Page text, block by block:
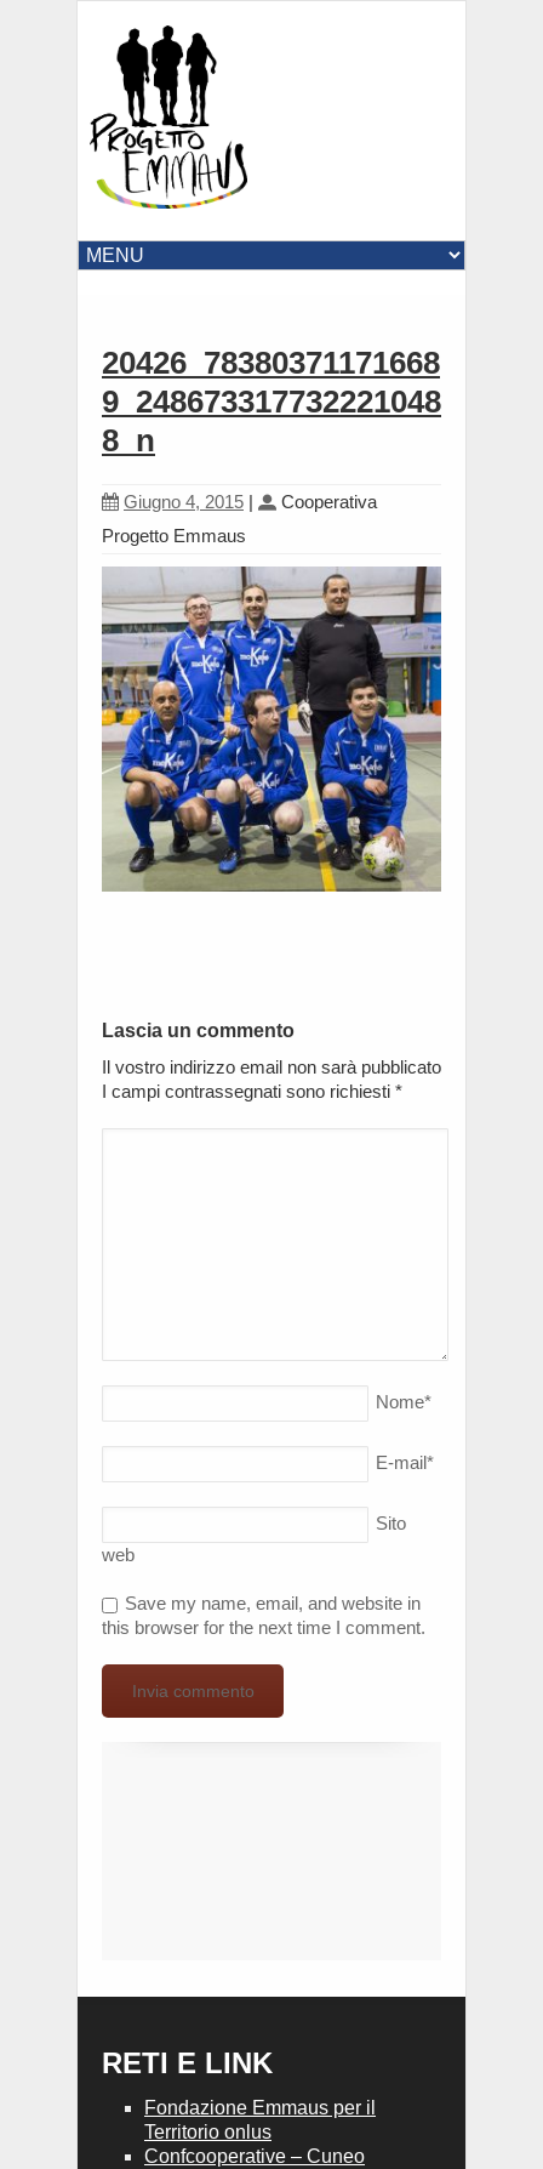
20426_78380371171668
9_248673317732221048
8_n
Giugno 4, 2015 |
Cooperativa
Progetto Emmaus
Lascia un commento
Il vostro indirizzo email non sarà pubblicato
I campi contrassegnati sono richiesti *
Nome*
E-mail*
Sito
web
Save my name, email, and website in
this browser for the next time I comment.
RETI E LINK
Fondazione Emmaus per il
Territorio onlus
Confcooperative – Cuneo